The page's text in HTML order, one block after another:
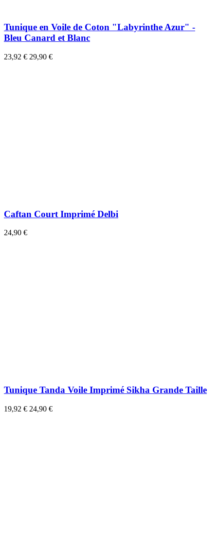
Tunique en Voile de Coton "Labyrinthe Azur" -
Bleu Canard et Blanc
23,92 € 29,90 €
Caftan Court Imprimé Delbi
24,90 €
Tunique Tanda Voile Imprimé Sikha Grande Taille
19,92 € 24,90 €